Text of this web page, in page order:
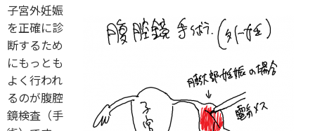
子宮外妊娠
を正確に診
断するため
にもっとも
よく行われ
るのが腹腔
鏡検査（手